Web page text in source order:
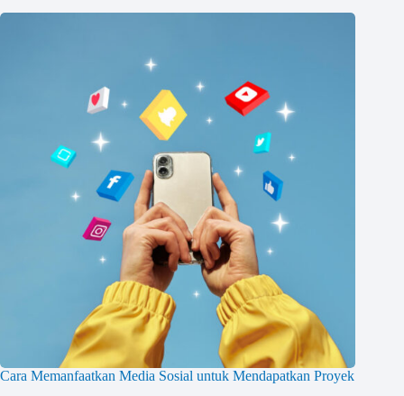
Cara Memanfaatkan Media Sosial untuk Mendapatkan Proyek